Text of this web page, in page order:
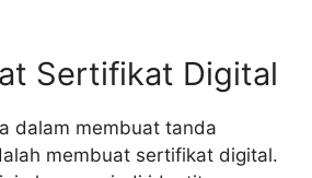
Sertifikat Digital
dalam membuat tanda
membuat sertifikat digital.